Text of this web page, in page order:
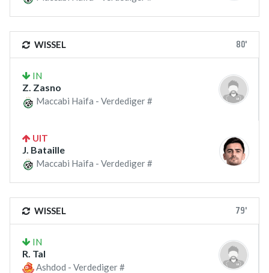
WISSEL 80'
IN
Z. Zasno
Maccabi Haifa - Verdediger #
UIT
J. Bataille
Maccabi Haifa - Verdediger #
WISSEL 79'
IN
R. Tal
Ashdod - Verdediger #